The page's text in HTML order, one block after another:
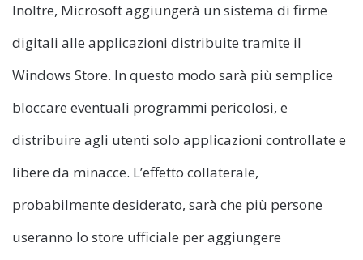
Inoltre, Microsoft aggiungerà un sistema di firme
digitali alle applicazioni distribuite tramite il
Windows Store. In questo modo sarà più semplice
bloccare eventuali programmi pericolosi, e
distribuire agli utenti solo applicazioni controllate e
libere da minacce. L’effetto collaterale,
probabilmente desiderato, sarà che più persone
useranno lo store ufficiale per aggiungere